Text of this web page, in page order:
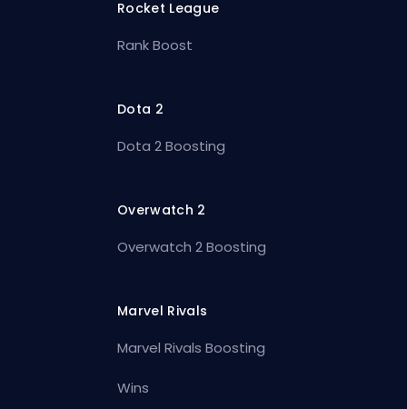
Rocket League
Rank Boost
Dota 2
Dota 2 Boosting
Overwatch 2
Overwatch 2 Boosting
Marvel Rivals
Marvel Rivals Boosting
Wins